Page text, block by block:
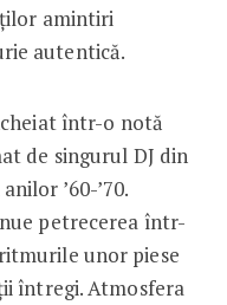
amintiri
autentică.
într-o notă
de singurul DJ din
’60-’70.
petrecerea într-
unor piese
întregi. Atmosfera